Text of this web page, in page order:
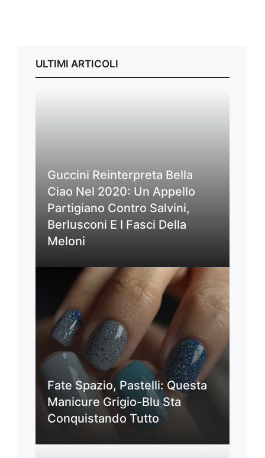
ULTIMI ARTICOLI
Guccini Reinterpreta Bella
Ciao Nel 2020: Un Appello
Partigiano Contro Salvini,
Berlusconi E I Fasci Della
Meloni
Fate Spazio, Pastelli: Questa
Manicure Grigio-Blu Sta
Conquistando Tutto